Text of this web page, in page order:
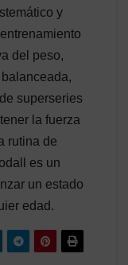
y
del peso,
superseries
la fuerza
rutina de
es un
un estado
edad.